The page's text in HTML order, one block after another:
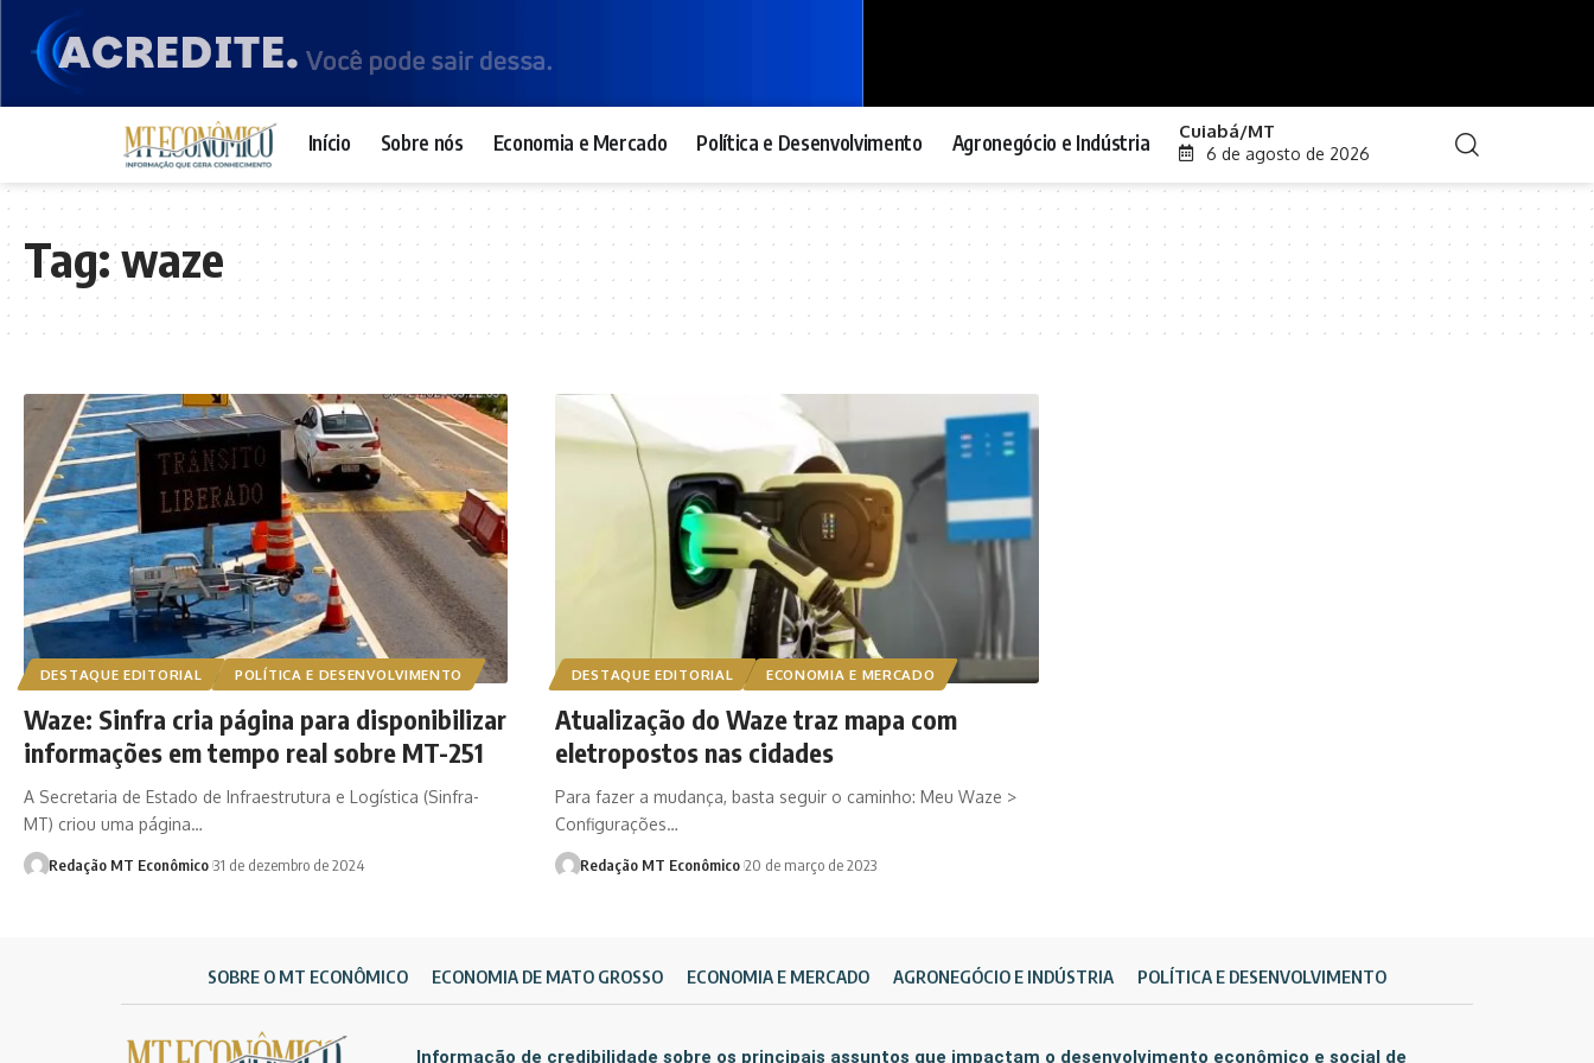
Início Sobre nós Economia e Mercado Política e Desenvolvimento Agronegócio e Indústria Cuiabá/MT
6 de agosto de 2026
Tag:waze
DESTAQUE EDITORIAL POLÍTICA E DESENVOLVIMENTO
Waze: Sinfra cria página para disponibilizar
informações em tempo real sobre MT-251
A Secretaria de Estado de Infraestrutura e Logística (Sinfra-
MT) criou uma página…
Redação MT Econômico 31 de dezembro de 2024
DESTAQUE EDITORIAL ECONOMIA E MERCADO
Atualização do Waze traz mapa com
eletropostos nas cidades
Para fazer a mudança, basta seguir o caminho: Meu Waze >
Configurações…
Redação MT Econômico 20 de março de 2023
SOBRE O MT ECONÔMICO ECONOMIA DE MATO GROSSO ECONOMIA E MERCADO AGRONEGÓCIO E INDÚSTRIA POLÍTICA E DESENVOLVIMENTO
Informação de credibilidade sobre os principais assuntos que impactam o desenvolvimento econômico e social de